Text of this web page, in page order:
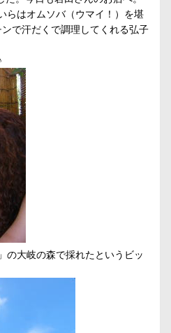
らはオムソバ（ウマイ！）を堪
で汗だくで調理してくれる弘子
の大岐の森で採れたというビッ